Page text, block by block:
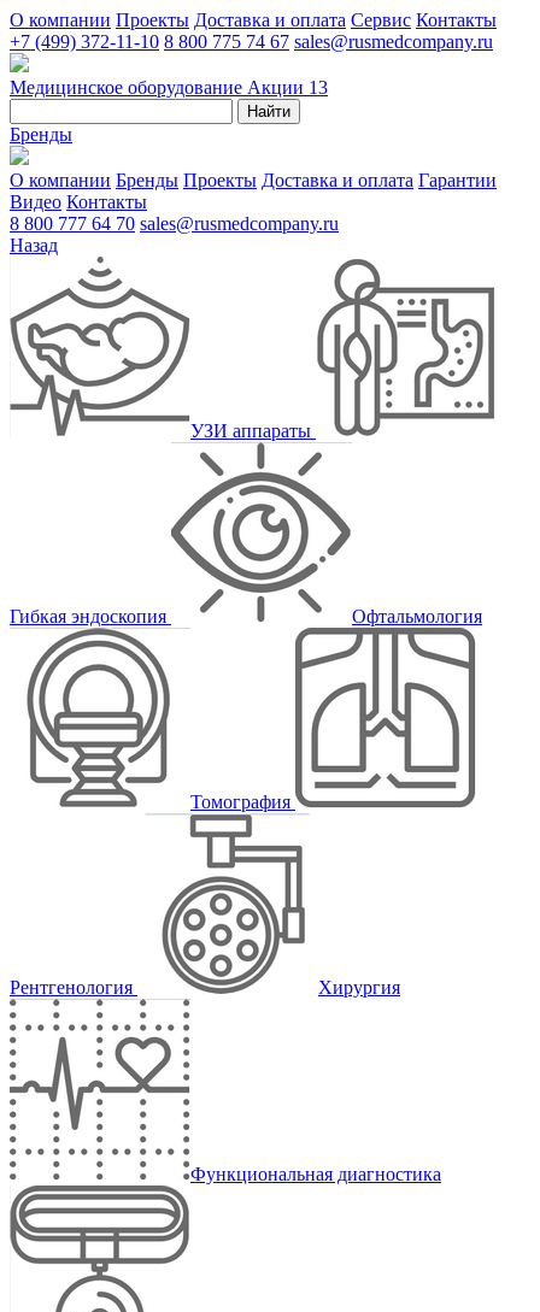
О компании Проекты Доставка и оплата Сервис Контакты
+7 (499) 372-11-10 8 800 775 74 67 sales@rusmedcompany.ru
Медицинское оборудование Акции 13
Найти
Бренды
О компании Бренды Проекты Доставка и оплата Гарантии
Видео Контакты
8 800 777 64 70 sales@rusmedcompany.ru
Назад
УЗИ аппараты
Гибкая эндоскопия Офтальмология
Томография
Рентгенология Хирургия
Функциональная диагностика